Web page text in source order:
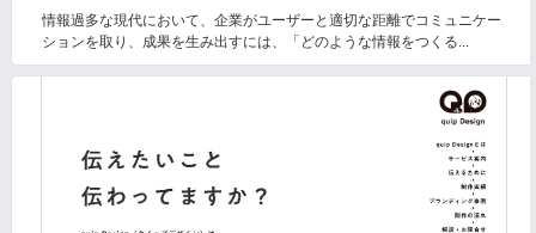
情報過多な現代において、企業がユーザーと適切な距離でコミュニケー
ションを取り、成果を生み出すには、「どのような情報をつくる...